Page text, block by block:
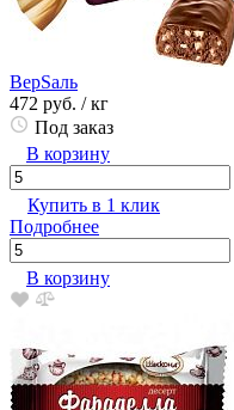
ВерSаль
472 руб. / кг
Под заказ
В корзину
Купить в 1 клик
Подробнее
В корзину